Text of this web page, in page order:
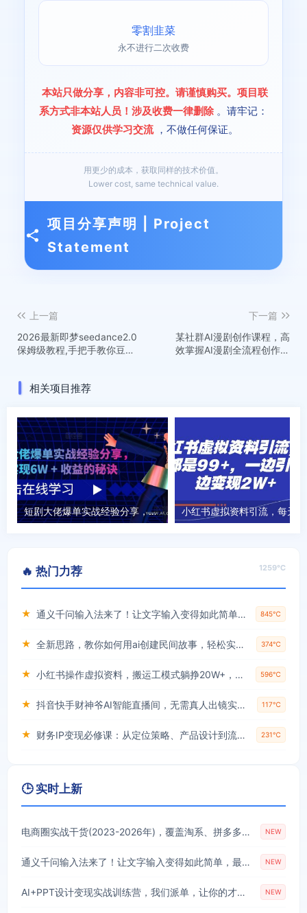
零割韭菜
永不进行二次收费
本站只做分享，内容非可控。请谨慎购买。项目联
系方式非本站人员！涉及收费一律删除 。请牢记：
资源仅供学习交流 ，不做任何保证。
用更少的成本，获取同样的技术价值。
Lower cost, same technical value.
项目分享声明 | Project
Statement
上一篇
2026最新即梦seedance2.0
保姆级教程,手把手教你豆包
下一篇
某社群AI漫剧创作课程，高
效掌握AI漫剧全流程创作技
相关项目推荐
短剧大佬爆单实战经验分享，快速实现6W + 收益的秘诀
🔥 热门力荐 1259℃
★ 通义千问输入法来了！让文字输入变得如此简单，最快300字/分，AI自动润色，说话秒变工整文字 845℃
★ 全新思路，教你如何用ai创建民间故事，轻松实现月入过万【揭秘】 374℃
★ 小红书操作虚拟资料，搬运工模式躺挣20W+，互联网的低成本路子！ 596℃
★ 抖音快手财神爷AI智能直播间，无需真人出镜实时互动，不封号礼物打赏赚到手软 117℃
★ 财务IP变现必修课：从定位策略、产品设计到流量变现形成完整闭环 231℃
🕒 实时上新
电商圈实战干货(2023-2026年)，覆盖淘系、拼多多、抖音、小红书等多平台，助力电商人避开坑、提效率、稳盈利(更新08月08日) NEW
通义千问输入法来了！让文字输入变得如此简单，最快300字/分，AI自动润色，说话秒变工整文字 NEW
AI+PPT设计变现实战训练营，我们派单，让你的才华直接变现，三大核心模块带你构建Al设计x派单变现的完整闭环 NEW